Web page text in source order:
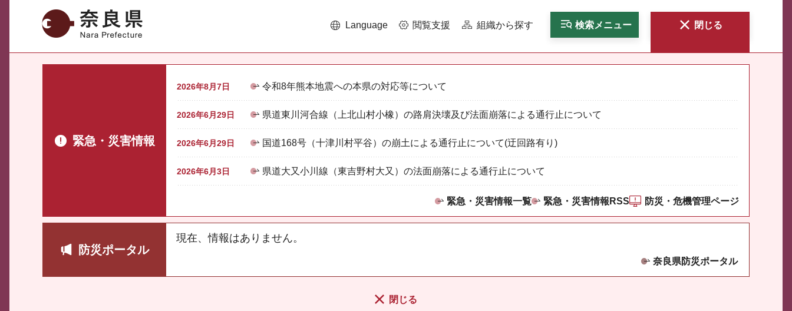
奈良県 Language 閲覧支援 組織から探す 検索メニュー 閉じる
緊急・災害情報
2026年8月7日 令和8年熊本地震への本県の対応等について
2026年6月29日 県道東川河合線（上北山村小橡）の路肩決壊及び法面崩落による通行止について
2026年6月29日 国道168号（十津川村平谷）の崩土による通行止について(迂回路有り)
2026年6月3日 県道大又小川線（東吉野村大又）の法面崩落による通行止について
緊急・災害情報一覧 緊急・災害情報RSS 防災・危機管理ページ
防災ポータル
現在、情報はありません。
奈良県防災ポータル
閉じる